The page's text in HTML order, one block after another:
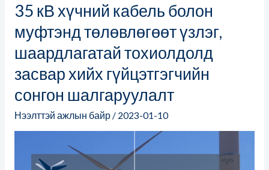
35 кВ хүчний кабель болон
муфтэнд төлөвлөгөөт үзлэг,
шаардлагатай тохиолдолд
засвар хийх гүйцэтгэгчийн
сонгон шалгаруулалт
Нээлттэй ажлын байр/ 2023-01-10
35
хүчний
кабель
болон
төлөвлөгөөт
үзлэг,
шаардлагатай
засвар